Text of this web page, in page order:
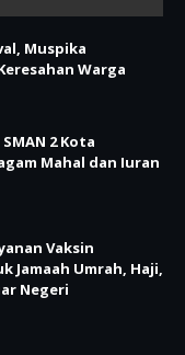
Muspika
Warga
2 Kota
Mahal dan Iuran
Vaksin
Jamaah Umrah, Haji,
Negeri